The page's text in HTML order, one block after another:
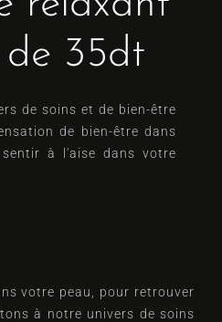
35dt
de soins et de bien-être
de bien-être dans
à l'aise dans votre
votre peau, pour retrouver
à notre univers de soins